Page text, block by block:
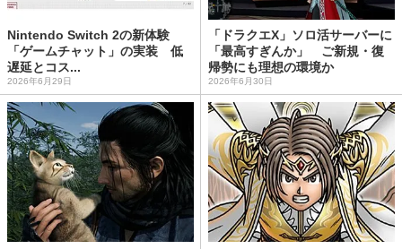
Nintendo Switch 2の新体験
「ゲームチャット」の実装 低
遅延とコス...
2026年6月29日
「ドラクエX」ソロ活サーバーに
「最高すぎんか」 ご新規・復
帰勢にも理想の環境か
2026年6月30日